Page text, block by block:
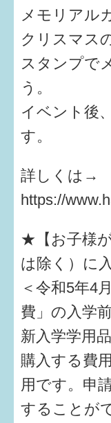
メモリアル
クリスマス
スタンプで
う。
イベント後
す。
詳しくは→
https://
★【お子様
は除く）に
＜令和5年4
費」の入学
新入学学用
購入する費
用です。申
することが